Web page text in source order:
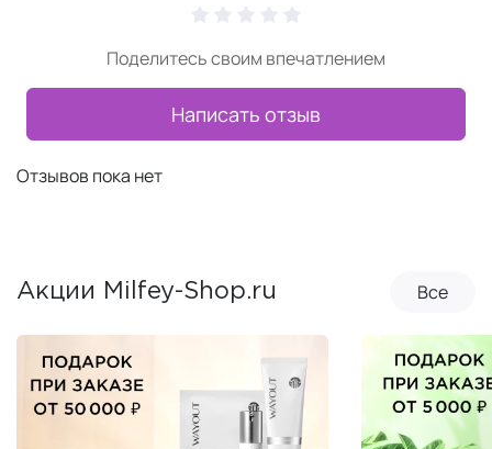
Поделитесь своим впечатлением
Написать отзыв
Отзывов пока нет
Акции Milfey-Shop.ru Все